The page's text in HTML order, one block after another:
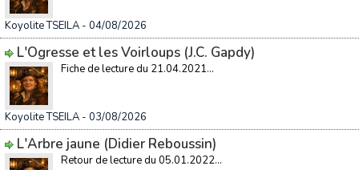
Koyolite TSEILA - 04/08/2026
L'Ogresse et les Voirloups (J.C. Gapdy)
Fiche de lecture du 21.04.2021...
Koyolite TSEILA - 03/08/2026
L'Arbre jaune (Didier Reboussin)
Retour de lecture du 05.01.2022...